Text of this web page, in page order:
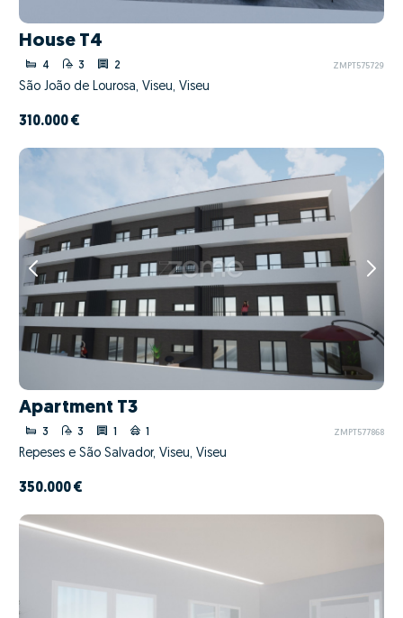
House T4
4 3 2 ZMPT575729
São João de Lourosa, Viseu, Viseu
310.000 €
Apartment T3
3 3 1 1 ZMPT577868
Repeses e São Salvador, Viseu, Viseu
350.000 €